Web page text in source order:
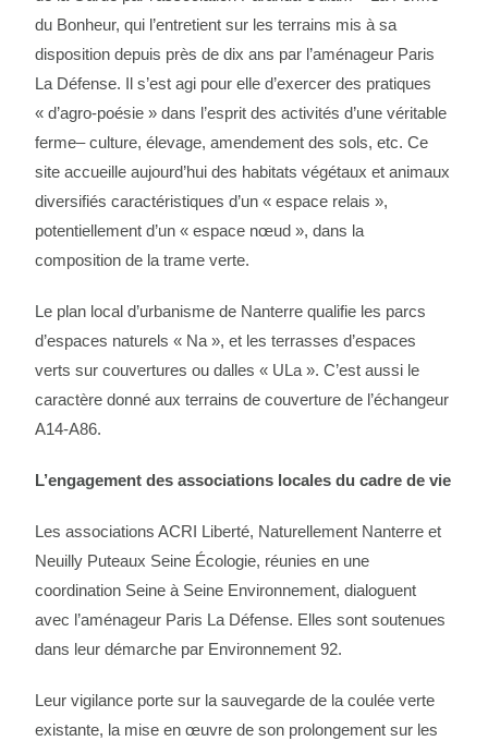
du Bonheur, qui l’entretient sur les terrains mis à sa
disposition depuis près de dix ans par l’aménageur Paris
La Défense. Il s’est agi pour elle d’exercer des pratiques
« d’agro-poésie » dans l’esprit des activités d’une véritable
ferme– culture, élevage, amendement des sols, etc. Ce
site accueille aujourd’hui des habitats végétaux et animaux
diversifiés caractéristiques d’un « espace relais »,
potentiellement d’un « espace nœud », dans la
composition de la trame verte.
Le plan local d’urbanisme de Nanterre qualifie les parcs
d’espaces naturels « Na », et les terrasses d’espaces
verts sur couvertures ou dalles « ULa ». C’est aussi le
caractère donné aux terrains de couverture de l’échangeur
A14-A86.
L’engagement des associations locales du cadre de vie
Les associations ACRI Liberté, Naturellement Nanterre et
Neuilly Puteaux Seine Écologie, réunies en une
coordination Seine à Seine Environnement, dialoguent
avec l’aménageur Paris La Défense. Elles sont soutenues
dans leur démarche par Environnement 92.
Leur vigilance porte sur la sauvegarde de la coulée verte
existante, la mise en œuvre de son prolongement sur les